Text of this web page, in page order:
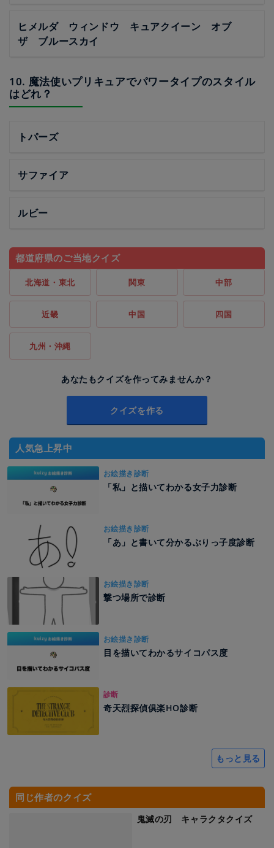
ヒメルダ ウィンドウ キュアクイーン オブ
ザ ブルースカイ
10. 魔法使いプリキュアでパワータイプのスタイル
はどれ？
トパーズ
サファイア
ルビー
都道府県のご当地クイズ
北海道・東北 関東 中部
近畿 中国 四国
九州・沖縄
あなたもクイズを作ってみませんか？
クイズを作る
人気急上昇中
お絵描き診断
「私」と描いてわかる女子力診断
お絵描き診断
「あ」と書いて分かるぶりっ子度診断
お絵描き診断
撃つ場所で診断
お絵描き診断
目を描いてわかるサイコパス度
診断
奇天烈探偵俱楽HO診断
もっと見る
同じ作者のクイズ
鬼滅の刃 キャラクタクイズ